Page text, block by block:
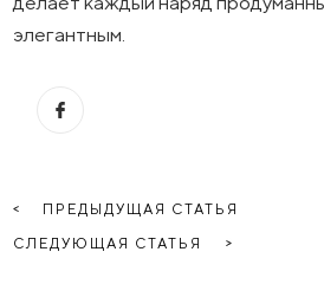
элегантным.
ПРЕДЫДУЩАЯ СТАТЬЯ
СЛЕДУЮЩАЯ СТАТЬЯ